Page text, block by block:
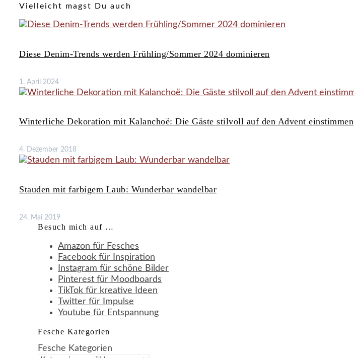
Vielleicht magst Du auch
Diese Denim-Trends werden Frühling/Sommer 2024 dominieren
1. April 2024
Winterliche Dekoration mit Kalanchoë: Die Gäste stilvoll auf den Advent einstimmen
4. Dezember 2018
Stauden mit farbigem Laub: Wunderbar wandelbar
24. Mai 2019
Besuch mich auf …
Amazon für Fesches
Facebook für Inspiration
Instagram für schöne Bilder
Pinterest für Moodboards
TikTok für kreative Ideen
Twitter für Impulse
Youtube für Entspannung
Fesche Kategorien
Fesche Kategorien